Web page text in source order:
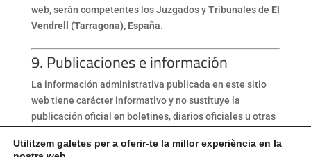
web, serán competentes los Juzgados y Tribunales de El
Vendrell (Tarragona), España.
9. Publicaciones e información
La información administrativa publicada en este sitio
web tiene carácter informativo y no sustituye la
publicación oficial en boletines, diarios oficiales u otras
Utilitzem galetes per a oferir-te la millor experiència en la